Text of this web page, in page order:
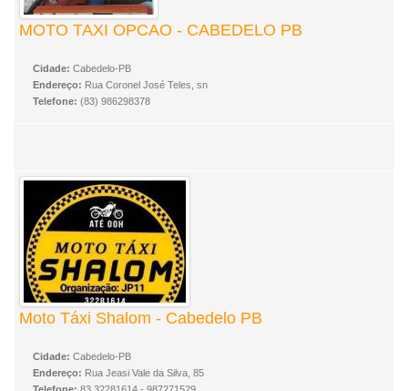
MOTO TAXI OPCAO - CABEDELO PB
Cidade: Cabedelo-PB
Endereço: Rua Coronel José Teles, sn
Telefone: (83) 986298378
Moto Táxi Shalom - Cabedelo PB
Cidade: Cabedelo-PB
Endereço: Rua Jeasi Vale da Silva, 85